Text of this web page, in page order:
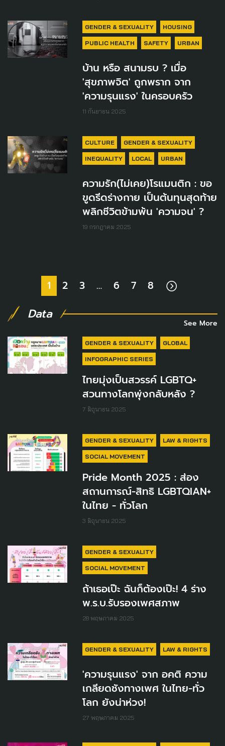
GENDER & SEXUALITY HOUSING
PUBLIC HEALTH SAFETY URBAN
บ้าน หรือ สนามรบ ? เมื่อ
'สุขภาพจิต' ถูกพราก จาก
'ความรุนแรง' ในครอบครัว
11 กันยายน 2025
CULTURE GENDER & SEXUALITY
INEQUALITY LOCAL URBAN
ความรัก(ไม่เคย)โรแมนติก : ขอ
ขูดรีดร่างกาย เป็นต้นทุนสุดท้าย
พลิกชีวิตข้ามพ้น 'ความจน' ?
19 กรกฎาคม 2025
1 2 3 … 6 7 8
Data
See More
GENDER & SEXUALITY GLOBAL
INFOGRAPHIC SERIES
ไทยมุ่งเป็นสวรรค์ LGBTQ+
สวนทางโลกพุ่งกลับหลัง ?
7 มิถุนายน 2025
GENDER & SEXUALITY LAW & RIGHTS
SOCIAL MOVEMENT
Pride Month 2025 : ส่อง
สถานการณ์-สิทธิ LGBTQIAN+
ในไทย - ทั่วโลก
3 มิถุนายน 2025
GENDER & SEXUALITY
SOCIAL MOVEMENT
ถ้าเธอเป๊ะ ฉันก็ต้องเป๊ะ! 4 ร่าง
พ.ร.บ.รับรองเพศสภาพ
28 พฤษภาคม 2025
GENDER & SEXUALITY LAW & RIGHTS
'ความรุนแรง' จาก อคติ ความ
เกลียดชังทางเพศ ในไทย-ทั่ว
โลก ยังน่าห่วง!
27 พฤษภาคม 2025